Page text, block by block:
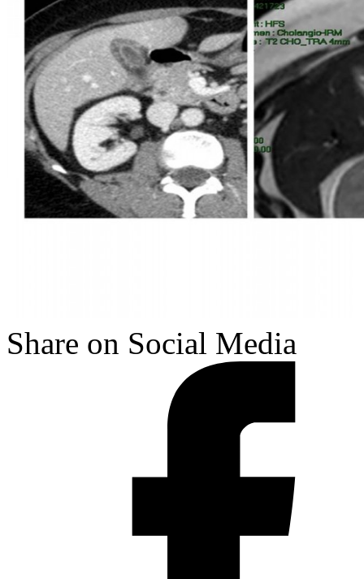
Share on Social Media